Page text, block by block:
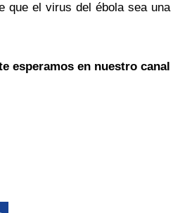
que el virus del ébola sea una
esperamos en nuestro canal